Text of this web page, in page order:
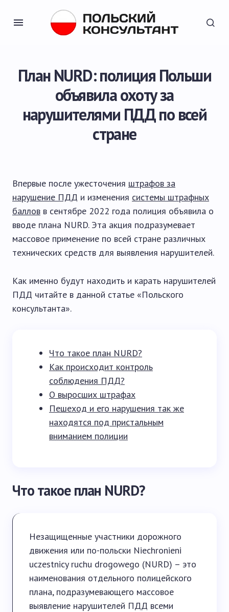
План NURD: полиция Польши
объявила охоту за
нарушителями ПДД по всей
стране
Впервые после ужесточения штрафов за
нарушение ПДД и изменения системы штрафных
баллов в сентябре 2022 года полиция объявила о
вводе плана NURD. Эта акция подразумевает
массовое применение по всей стране различных
технических средств для выявления нарушителей.
Как именно будут находить и карать нарушителей
ПДД читайте в данной статье «Польского
консультанта».
Что такое план NURD?
Как происходит контроль
соблюдения ПДД?
О выросших штрафах
Пешеход и его нарушения так же
находятся под пристальным
вниманием полиции
Что такое план NURD?
Незащищенные участники дорожного
движения или по-польски Niechronieni
uczestnicy ruchu drogowego (NURD) – это
наименования отдельного полицейского
плана, подразумевающего массовое
выявление нарушителей ПДД всеми